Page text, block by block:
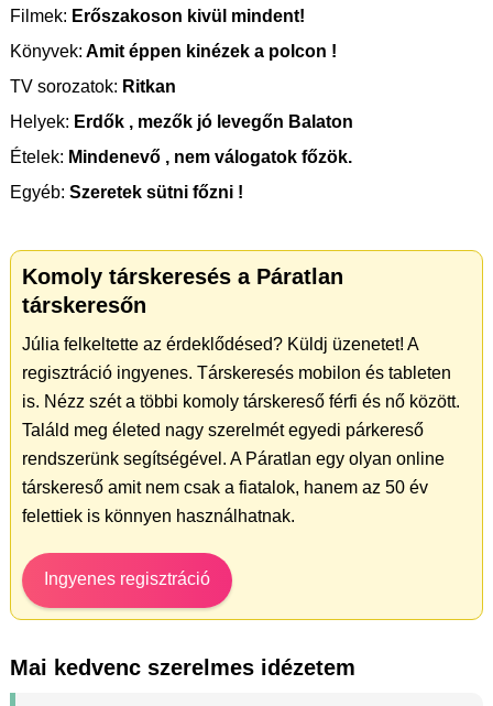
Filmek: Erőszakoson kivül mindent!
Könyvek: Amit éppen kinézek a polcon !
TV sorozatok: Ritkan
Helyek: Erdők , mezők jó levegőn Balaton
Ételek: Mindenevő , nem válogatok főzök.
Egyéb: Szeretek sütni főzni !
Komoly társkeresés a Páratlan
társkeresőn
Júlia felkeltette az érdeklődésed? Küldj üzenetet! A
regisztráció ingyenes. Társkeresés mobilon és tableten
is. Nézz szét a többi komoly társkereső férfi és nő között.
Találd meg életed nagy szerelmét egyedi párkereső
rendszerünk segítségével. A Páratlan egy olyan online
társkereső amit nem csak a fiatalok, hanem az 50 év
felettiek is könnyen használhatnak.
Ingyenes regisztráció
Mai kedvenc szerelmes idézetem